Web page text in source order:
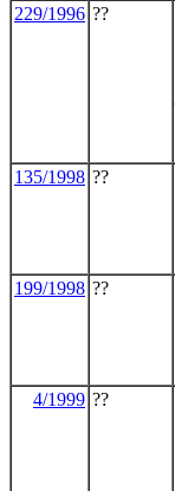
229/1996 ??
135/1998 ??
199/1998 ??
4/1999 ??